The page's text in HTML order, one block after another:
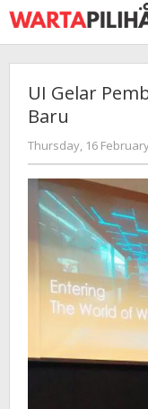
Skip
to
content
UI Gelar
Baru
Thursday, 16